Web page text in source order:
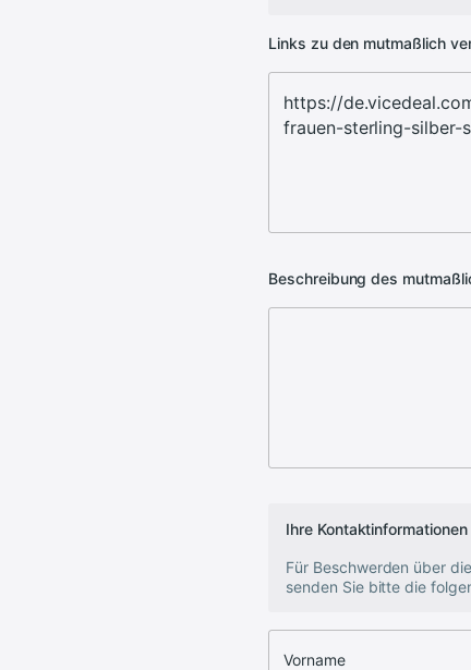
Links zu den mutmaßlich
Beschreibung des
Ihre Kontaktinformationen
Für Beschwerden über
senden Sie bitte die
Vorname